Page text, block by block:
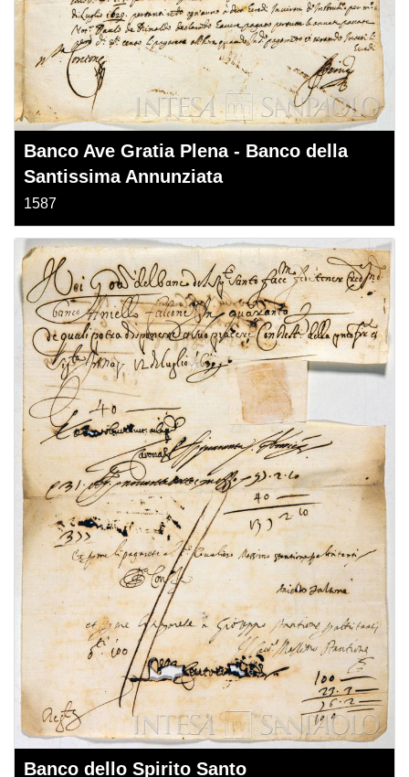
Banco Ave Gratia Plena - Banco della
Santissima Annunziata
1587
Banco dello Spirito Santo